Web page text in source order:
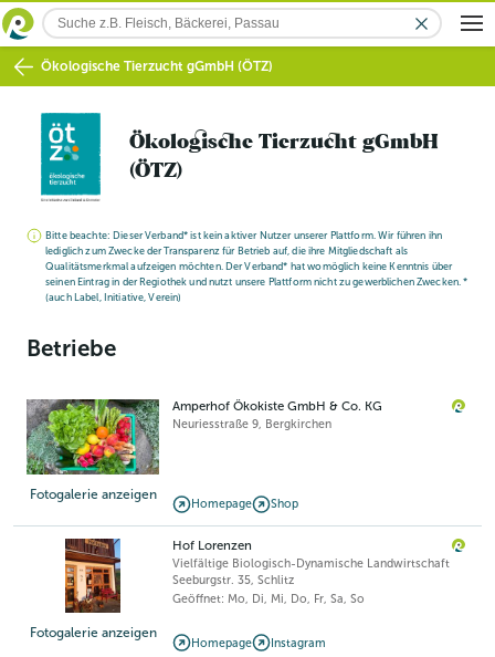
Ökologische Tierzucht gGmbH (ÖTZ)
Ökologische Tierzucht gGmbH
(ÖTZ)
Bitte beachte: Dieser Verband* ist kein aktiver Nutzer unserer Plattform. Wir führen ihn
lediglich zum Zwecke der Transparenz für Betrieb auf, die ihre Mitgliedschaft als
Qualitätsmerkmal aufzeigen möchten. Der Verband* hat womöglich keine Kenntnis über
seinen Eintrag in der Regiothek und nutzt unsere Plattform nicht zu gewerblichen Zwecken. *
(auch Label, Initiative, Verein)
Betriebe
Fotogalerie anzeigen
Amperhof Ökokiste GmbH & Co. KG
Neuriesstraße 9, Bergkirchen
Homepage Shop
Fotogalerie anzeigen
Hof Lorenzen
Vielfältige Biologisch-Dynamische Landwirtschaft
Seeburgstr. 35, Schlitz
Geöffnet: Mo, Di, Mi, Do, Fr, Sa, So
Homepage Instagram